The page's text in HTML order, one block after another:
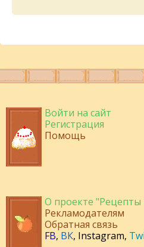
Войти на сайт
Регистрация
Помощь
О проекте
Рекламодателям
Обратная связь
FB, ВК, Instagram,